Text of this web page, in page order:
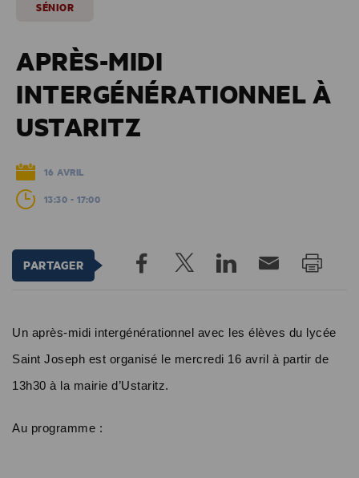
SÉNIOR
APRÈS-MIDI
INTERGÉNÉRATIONNEL À
USTARITZ
16 AVRIL
13:30 - 17:00
PARTAGER
Un après-midi intergénérationnel avec les élèves du lycée
Saint Joseph est organisé le mercredi 16 avril à partir de
13h30 à la mairie d’Ustaritz.
Au programme :